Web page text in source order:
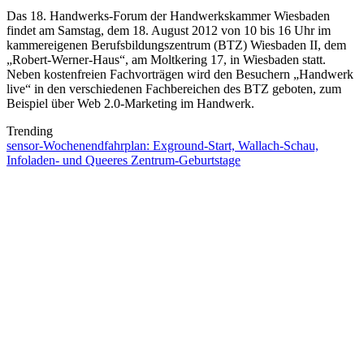
Das 18. Handwerks-Forum der Handwerkskammer Wiesbaden
findet am Samstag, dem 18. August 2012 von 10 bis 16 Uhr im
kammereigenen Berufsbildungszentrum (BTZ) Wiesbaden II, dem
„Robert-Werner-Haus“, am Moltkering 17, in Wiesbaden statt.
Neben kostenfreien Fachvorträgen wird den Besuchern „Handwerk
live“ in den verschiedenen Fachbereichen des BTZ geboten, zum
Beispiel über Web 2.0-Marketing im Handwerk.
Trending
sensor-Wochenendfahrplan: Exground-Start, Wallach-Schau,
Infoladen- und Queeres Zentrum-Geburtstage